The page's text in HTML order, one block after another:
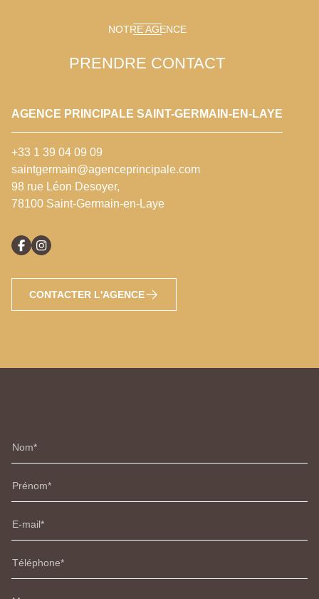
NOTRE AGENCE
PRENDRE CONTACT
AGENCE PRINCIPALE SAINT-GERMAIN-EN-LAYE
+33 1 39 04 09 09
saintgermain@agenceprincipale.com
98 rue Léon Desoyer,
78100 Saint-Germain-en-Laye
CONTACTER L'AGENCE
Nom
Prénom
E-mail
Téléphone